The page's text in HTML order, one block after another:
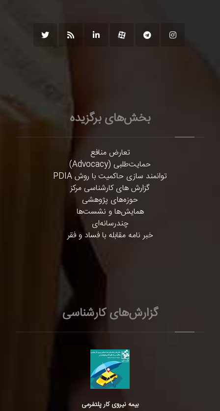
بخش‌های برگزیده
تعارض منافع
حمایت‌طلبی (Advocacy)
توانمند سازی حاکمیت با روش PDIA
گزارش های کارشناسی مرکز
حوزه‌های پژوهشی
همایش‌ها و نشست‌ها
چندرسانه‌ای
خبر نامه مقابله با فساد و فقر
گزارش‌های کارشناسی
بیمه نیروی کار پلتفرمی